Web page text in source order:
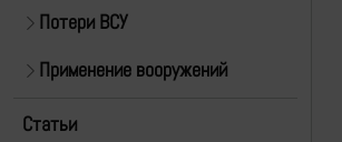
Потери ВСУ
Применение вооружений
Статьи